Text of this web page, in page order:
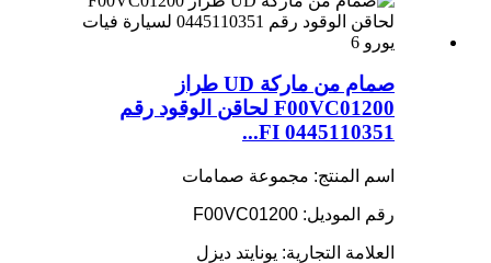
صمام من ماركة UD طراز
F00VC01200 لحاقن الوقود رقم
0445110351 FI...
اسم المنتج: مجموعة صمامات
رقم الموديل: F00VC01200
العلامة التجارية: يونايتد ديزل